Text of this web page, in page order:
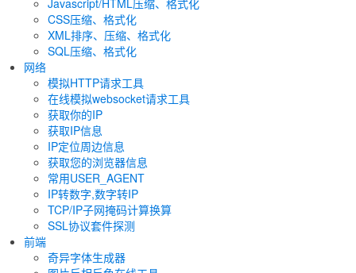
Javascript/HTML压缩、格式化
CSS压缩、格式化
XML排序、压缩、格式化
SQL压缩、格式化
网络
模拟HTTP请求工具
在线模拟websocket请求工具
获取你的IP
获取IP信息
IP定位周边信息
获取您的浏览器信息
常用USER_AGENT
IP转数字,数字转IP
TCP/IP子网掩码计算换算
SSL协议套件探测
前端
奇异字体生成器